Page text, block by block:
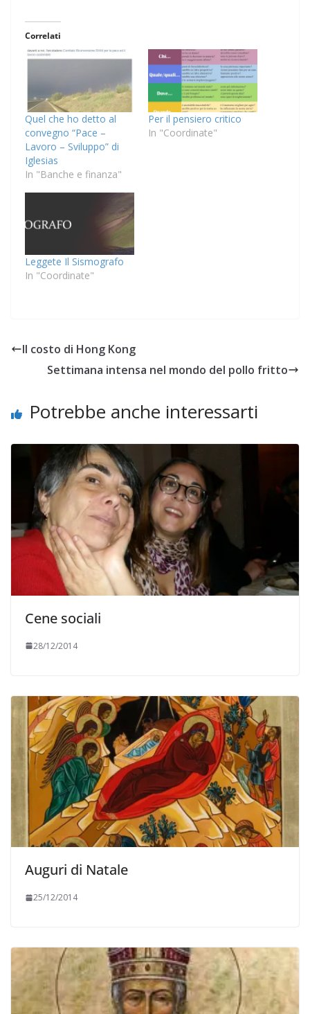
Correlati
Quel che ho detto al
convegno “Pace –
Lavoro – Sviluppo” di
Iglesias
In "Banche e finanza"
Per il pensiero critico
In "Coordinate"
Leggete Il Sismografo
In "Coordinate"
Il costo di Hong Kong
Settimana intensa nel mondo del pollo fritto
Potrebbe anche interessarti
Cene sociali
28/12/2014
Auguri di Natale
25/12/2014